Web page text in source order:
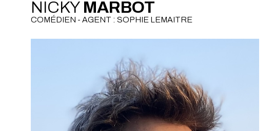
NICKY MARBOT
COMÉDIEN - AGENT : SOPHIE LEMAITRE